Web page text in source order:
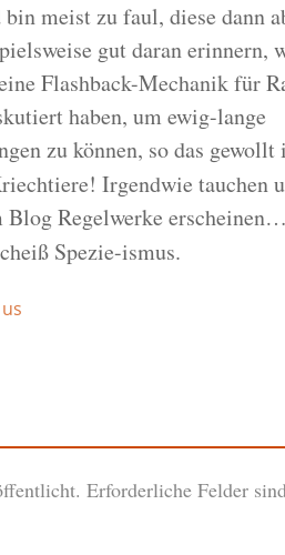
meist zu faul, diese dann
gut daran erinnern,
Flashback-Mechanik für
haben, um ewig-lange
zu können, so das gewollt
Irgendwie tauchen
Blog Regelwerke erscheinen…
Spezie-ismus.
Erforderliche Felder